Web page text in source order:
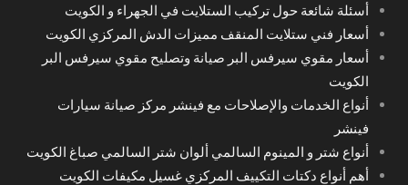
أسئلة شائعة حول تركيب الستلايت في الجهراء و الكويت
أسعار فني ستلايت المنقف مميزات الدش المركزي الكويت
أسعار مقوي سيرفس البر صيانة وتصليح مقوي سيرفس البر
الكويت
أنواع الخدمات والإصلاحات مع فينشر مركز صيانة سيارات
فينشر
أنواع شتر و المينوم السالمي ألوان شتر السالمي صباغ الكويت
أهم أنواع دكتات التكييف المركزي غسيل مكيفات الكويت